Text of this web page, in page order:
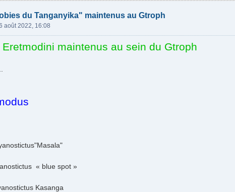
du Tanganyika" maintenus au Gtroph
août 2022, 16:08
maintenus au sein du Gtroph
« blue spot »
Kasanga